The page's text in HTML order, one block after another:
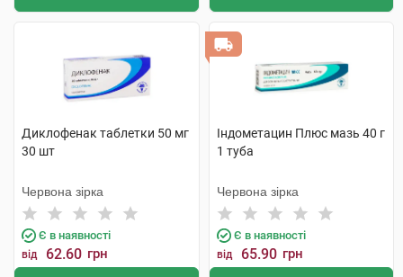
Диклофенак таблетки 50 мг
30 шт
Червона зірка
Є в наявності
від 62.60 грн
Індометацин Плюс мазь 40 г
1 туба
Червона зірка
Є в наявності
від 65.90 грн